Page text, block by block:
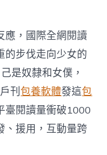
心
得
全
球
網
友
激
烈
共
識〉
應，國際全網閱讀
的步伐走向少女的
是奴隸和女僕，
刊包養軟體發這包
臺閱讀量衝破1000
、援用，互動量跨